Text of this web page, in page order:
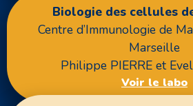
Biologie des cellules
Centre d’Immunologie de
Marseille
Philippe PIERRE et
Voir le labo